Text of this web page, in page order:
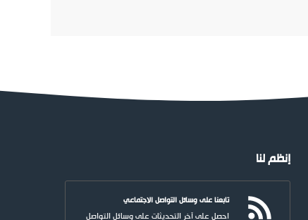
إنظم لنا
تابعنا على وسائل التواصل الاجتماعي
احصل على آخر التحديثات على وسائل التواصل